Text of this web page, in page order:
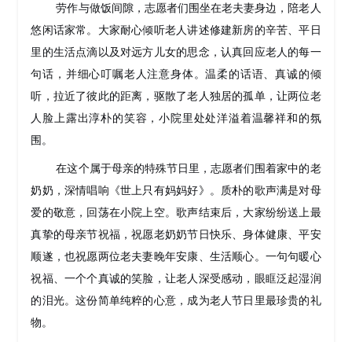
劳作与做饭间隙，志愿者们围坐在老夫妻身边，陪老人
悠闲话家常。大家耐心倾听老人讲述修建新房的辛苦、平日
里的生活点滴以及对远方儿女的思念，认真回应老人的每一
句话，并细心叮嘱老人注意身体。温柔的话语、真诚的倾
听，拉近了彼此的距离，驱散了老人独居的孤单，让两位老
人脸上露出淳朴的笑容，小院里处处洋溢着温馨祥和的氛
围。
在这个属于母亲的特殊节日里，志愿者们围着家中的老
奶奶，深情唱响《世上只有妈妈好》。质朴的歌声满是对母
爱的敬意，回荡在小院上空。歌声结束后，大家纷纷送上最
真挚的母亲节祝福，祝愿老奶奶节日快乐、身体健康、平安
顺遂，也祝愿两位老夫妻晚年安康、生活顺心。一句句暖心
祝福、一个个真诚的笑脸，让老人深受感动，眼眶泛起湿润
的泪光。这份简单纯粹的心意，成为老人节日里最珍贵的礼
物。